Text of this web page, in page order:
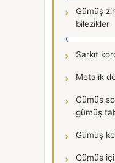
Gümüş
bilezikler
Sarkıt
Metalik
Gümüş
gümüş
Gümüş
Gümüş